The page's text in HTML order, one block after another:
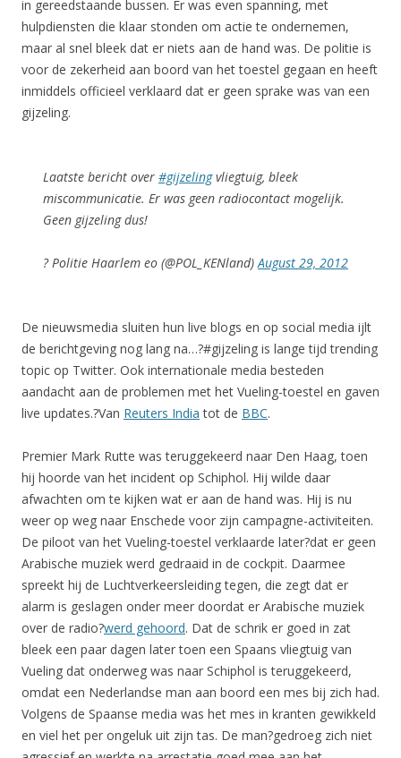
in gereedstaande bussen. Er was even spanning, met
hulpdiensten die klaar stonden om actie te ondernemen,
maar al snel bleek dat er niets aan de hand was. De politie is
voor de zekerheid aan boord van het toestel gegaan en heeft
inmiddels officieel verklaard dat er geen sprake was van een
gijzeling.
Laatste bericht over #gijzelingvliegtuig, bleek
miscommunicatie. Er was geen radiocontact mogelijk.
Geen gijzeling dus!
? Politie Haarlem eo (@POL_KENland)August 29, 2012
De nieuwsmedia sluiten hun live blogs en op social media ijlt
de berichtgeving nog lang na…?#gijzeling is lange tijd trending
topic op Twitter. Ook internationale media besteden
aandacht aan de problemen met het Vueling-toestel en gaven
live updates.?Van Reuters India tot de BBC.
Premier Mark Rutte was teruggekeerd naar Den Haag, toen
hij hoorde van het incident op Schiphol. Hij wilde daar
afwachten om te kijken wat er aan de hand was. Hij is nu
weer op weg naar Enschede voor zijn campagne-activiteiten.
De piloot van het Vueling-toestel verklaarde later?dat er geen
Arabische muziek werd gedraaid in de cockpit. Daarmee
spreekt hij de Luchtverkeersleiding tegen, die zegt dat er
alarm is geslagen onder meer doordat er Arabische muziek
over de radio?werd gehoord. Dat de schrik er goed in zat
bleek een paar dagen later toen een Spaans vliegtuig van
Vueling dat onderweg was naar Schiphol is teruggekeerd,
omdat een Nederlandse man aan boord een mes bij zich had.
Volgens de Spaanse media was het mes in kranten gewikkeld
en viel het per ongeluk uit zijn tas. De man?gedroeg zich niet